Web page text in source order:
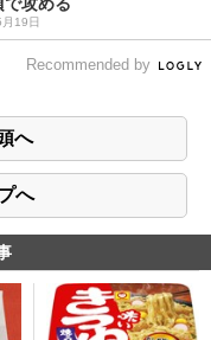
19日
Recommended by
へ
へ